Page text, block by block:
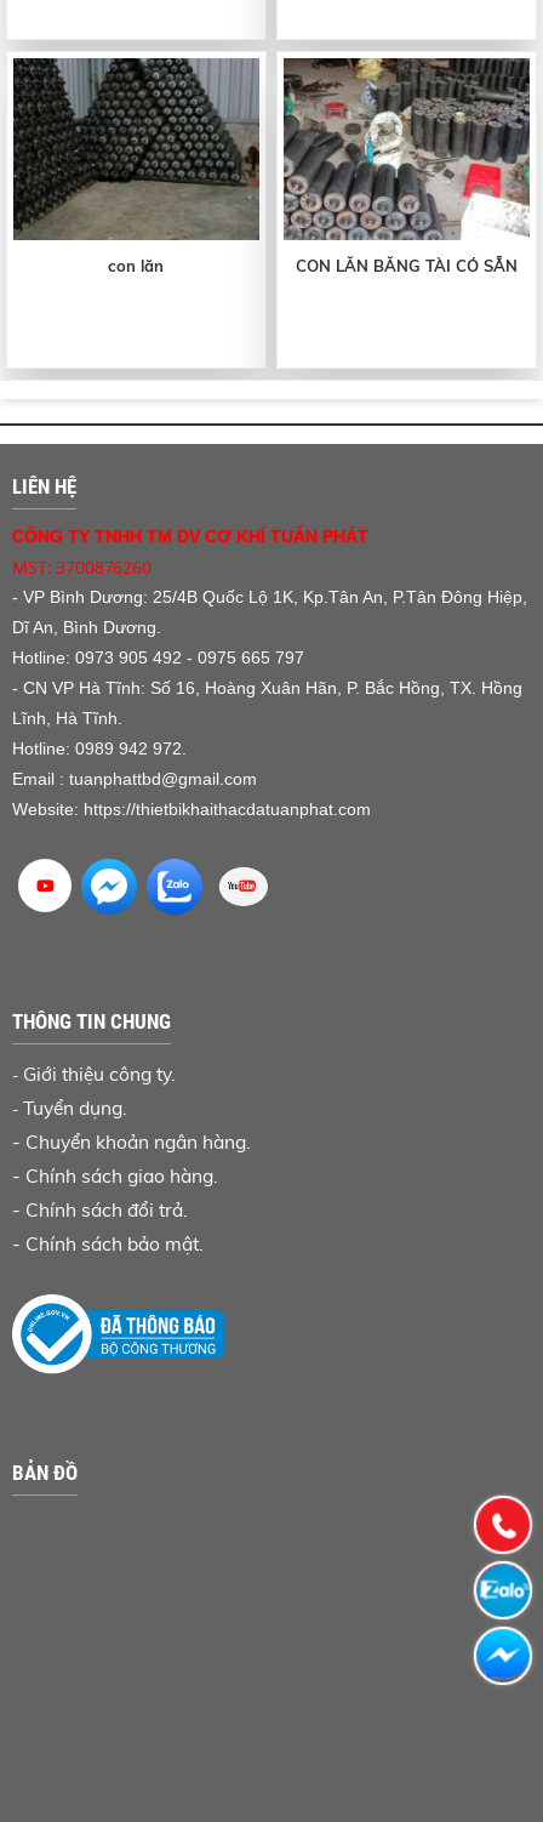
con lăn CON LĂN BĂNG TÀI CÓ SẴN
LIÊN HỆ
CÔNG TY TNHH TM DV CƠ KHÍ TUẤN PHÁT
MST: 3700876260
- VP Bình Dương: 25/4B Quốc Lộ 1K, Kp.Tân An, P.Tân Đông Hiệp,
Dĩ An, Bình Dương.
Hotline: 0973 905 492 - 0975 665 797
- CN VP Hà Tĩnh: Số 16, Hoàng Xuân Hãn, P. Bắc Hồng, TX. Hồng
Lĩnh, Hà Tĩnh.
Hotline: 0989 942 972.
Email : tuanphattbd@gmail.com
Website: https://thietbikhaithacdatuanphat.com
THÔNG TIN CHUNG
- Giới thiệu công ty.
- Tuyển dụng.
- Chuyển khoản ngân hàng
- Chính sách giao hàng.
- Chính sách đổi trả.
- Chính sách bảo mật.
BẢN ĐỒ